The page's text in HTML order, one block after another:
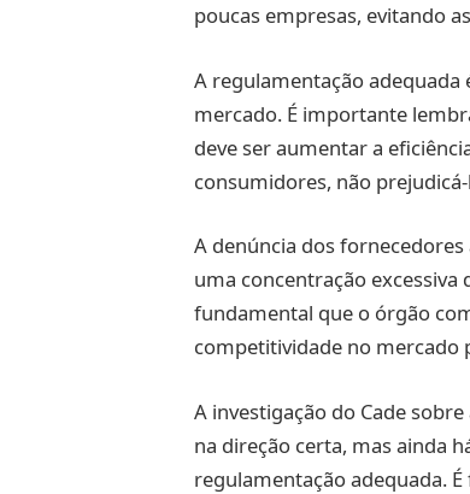
poucas empresas, evitando
A regulamentação
mercado. É importante
deve ser aumentar a
consumidores, não
A denúncia dos fornecedores
uma concentração excessiva
fundamental que o órgão
competitividade no mercado
A investigação do Cade
na direção certa, mas ainda
regulamentação adequada.